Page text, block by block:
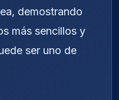
demostrando
más sencillos y
ser uno de